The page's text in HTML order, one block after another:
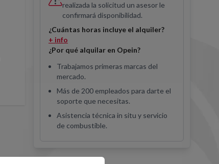
realizada la solicitud un asesor le
confirmará disponibilidad.
¿Cuántas horas incluye el alquiler?
+ info
¿Por qué alquilar en Opein?
Trabajamos primeras marcas del
mercado.
Más de 200 empleados para darte el
soporte que necesitas.
Asistencia técnica in situ y servicio
de combustible.